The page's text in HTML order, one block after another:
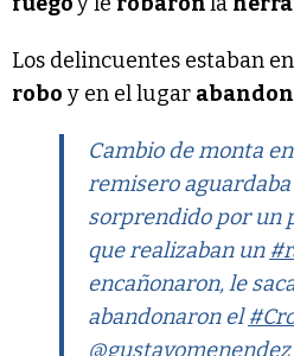
Los delincuentes estaban en
robo y en el lugar
Cambio de monta en
remisero
sorprendido por un
que realizaban un
encañonaron, le
abandonaron el
@gustavomenendez